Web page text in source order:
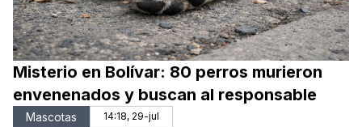
Misterio en Bolívar: 80 perros murieron
envenenados y buscan al responsable
Mascotas 14:18, 29-jul